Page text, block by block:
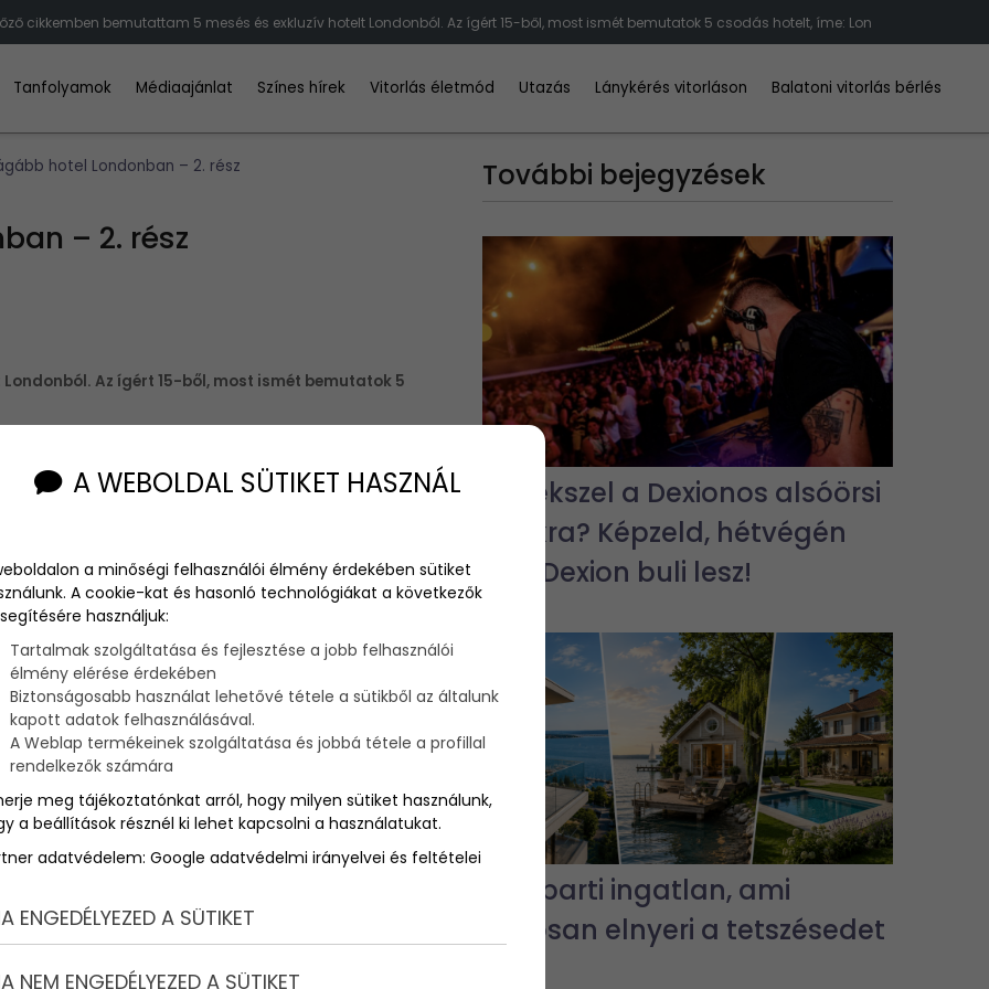
cikkemben bemutattam 5 mesés és exkluzív hotelt Londonból. Az ígért 15-ből, most ismét bemutatok 5 csodás hotelt, íme: Lon
Tanfolyamok Médiaajánlat Színes hírek Vitorlás életmód Utazás Lánykérés vitorláson Balatoni vitorlás bérlés
hotel Londonban – 2. rész
– 2. rész
Az ígért 15-ből, most ismét bemutatok 5
a The Jumeirah Carlton Towert kell választania. A
összesen 18 emeleten oszlanak el.
a Cadogan Placera, és mindezt megkoronázva egy
További bejegyzések
Emlékszel a Dexionos alsóörsi
bulikra? Képzeld, hétvégén
újra Dexion buli lesz!
3 vízparti ingatlan, ami
biztosan elnyeri a tetszésedet
A WEBOLDAL SÜTIKET HASZNÁL
a minőségi felhasználói élmény érdekében sütiket
A cookie-kat és hasonló technológiákat a következők
használjuk:
Tartalmak szolgáltatása és fejlesztése a jobb felhasználói
élmény elérése érdekében
Biztonságosabb használat lehetővé tétele a sütikből az általunk
kapott adatok felhasználásával.
A Weblap termékeinek szolgáltatása és jobbá tétele a profillal
rendelkezők számára
meg tájékoztatónkat arról, hogy milyen sütiket használunk,
a beállítások résznél ki lehet kapcsolni a használatukat.
adatvédelem: Google adatvédelmi irányelvei és feltételei
ENGEDÉLYEZED A SÜTIKET
NEM ENGEDÉLYEZED A SÜTIKET